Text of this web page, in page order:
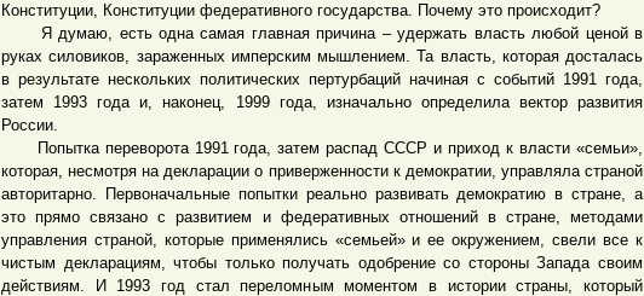
Конституции, Конституции федеративного государства. Почему это происходит?
Я думаю, есть одна самая главная причина – удержать власть любой ценой в
руках силовиков, зараженных имперским мышлением. Та власть, которая досталась
в результате нескольких политических пертурбаций начиная с событий 1991 года,
затем 1993 года и, наконец, 1999 года, изначально определила вектор развития
России.
Попытка переворота 1991 года, затем распад СССР и приход к власти «семьи»,
которая, несмотря на декларации о приверженности к демократии, управляла страной
авторитарно. Первоначальные попытки реально развивать демократию в стране, а
это прямо связано с развитием и федеративных отношений в стране, методами
управления страной, которые применялись «семьей» и ее окружением, свели все к
чистым декларациям, чтобы только получать одобрение со стороны Запада своим
действиям. И 1993 год стал переломным моментом в истории страны, который